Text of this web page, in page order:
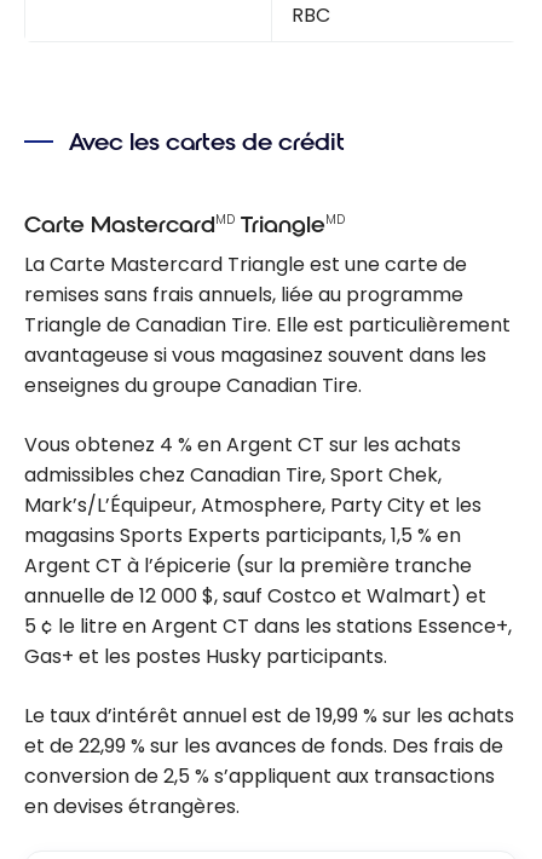
RBC
Avec les cartes de crédit
Carte MastercardMD TriangleMD
La Carte Mastercard Triangle est une carte de
remises sans frais annuels, liée au programme
Triangle de Canadian Tire. Elle est particulièrement
avantageuse si vous magasinez souvent dans les
enseignes du groupe Canadian Tire.
Vous obtenez 4 % en Argent CT sur les achats
admissibles chez Canadian Tire, Sport Chek,
Mark’s/L’Équipeur, Atmosphere, Party City et les
magasins Sports Experts participants, 1,5 % en
Argent CT à l’épicerie (sur la première tranche
annuelle de 12 000 $, sauf Costco et Walmart) et
5 ¢ le litre en Argent CT dans les stations Essence+,
Gas+ et les postes Husky participants.
Le taux d’intérêt annuel est de 19,99 % sur les achats
et de 22,99 % sur les avances de fonds. Des frais de
conversion de 2,5 % s’appliquent aux transactions
en devises étrangères.